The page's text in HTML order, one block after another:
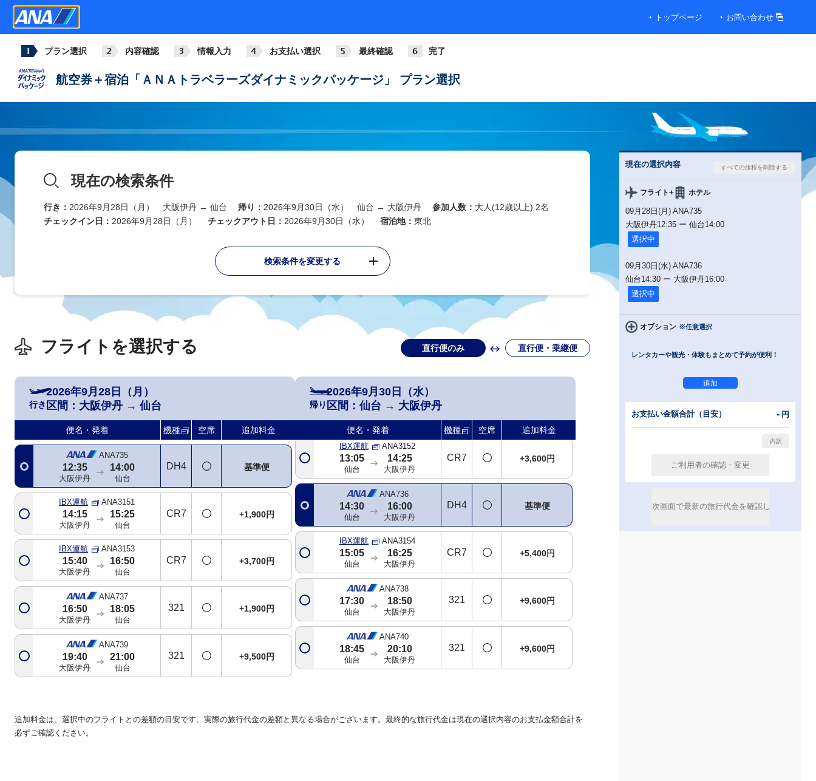
トップページ お問い合わせ
プラン選択 内容確認 情報入力 お支払い選択 最終確認 完了
航空券＋宿泊「ＡＮＡトラベラーズダイナミックパッケージ」 プラン選択
現在の検索条件
行き： 2026年9月28日（月） 大阪伊丹 → 仙台 帰り： 2026年9月30日（水） 仙台 → 大阪伊丹 参加人数： 大人(12歳以上) 2名
チェックイン日： 2026年9月28日（月） チェックアウト日： 2026年9月30日（水） 宿泊地： 東北
検索条件を変更する
フライトを選択する 直行便のみ 直行便・乗継便
行き
2026年9月28日（月）
区間： 大阪伊丹 → 仙台
便名・発着 機種 空席 追加料金
ANA733
09:55
大阪伊丹
11:10 321 +3,700円
ANA735
12:35
大阪伊丹
14:00
仙台
DH4 基準便
IBX運航 ANA3151
14:15
大阪伊丹
15:25
仙台
CR7 +1,900円
IBX運航 ANA3153
15:40
大阪伊丹
16:50
仙台
CR7 +3,700円
ANA737
16:50
大阪伊丹
18:05
仙台
321 +1,900円
ANA739
19:40
大阪伊丹
21:00
仙台
321 +9,500円
帰り
2026年9月30日（水）
区間： 仙台 → 大阪伊丹
便名・発着 機種 空席 追加料金
ANA732
仙台 大阪伊丹
ANA734
09:45
仙台
11:05
大阪伊丹
IBX運航 ANA3152
13:05
仙台
14:25
大阪伊丹
CR7 +3,600円
ANA736
14:30
仙台
16:00
大阪伊丹
DH4 基準便
IBX運航 ANA3154
15:05
仙台
16:25
大阪伊丹
CR7 +5,400円
ANA738
17:30
仙台
18:50
大阪伊丹
321 +9,600円
ANA740
18:45
仙台
20:10
大阪伊丹
321 +9,600円
追加料金は、選択中のフライトとの差額の目安です。実際の旅行代金の差額と異なる場合がございます。最終的な旅行代金は現在の選択内容のお支払金額合計を
必ずご確認ください。
現在の選択内容
フライト+ ホテル
09月28日(月) ANA735
大阪伊丹12:35 ー 仙台14:00
選択中
09月30日(水) ANA736
仙台14:30 ー 大阪伊丹16:00
選択中
オプション ※任意選択
レンタカーや観光・体験もまとめて予約が便利！
お支払い金額合計（目安） - 円